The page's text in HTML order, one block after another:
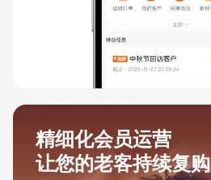
精细化会员运营
让您的老客持续复购